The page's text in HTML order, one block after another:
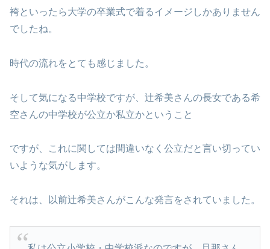
袴といったら大学の卒業式で着るイメージしかありません
でしたね。
時代の流れをとても感じました。
そして気になる中学校ですが、辻希美さんの長女である希
空さんの中学校が公立か私立かということ
ですが、これに関しては間違いなく公立だと言い切ってい
いような気がします。
それは、以前辻希美さんがこんな発言をされていました。